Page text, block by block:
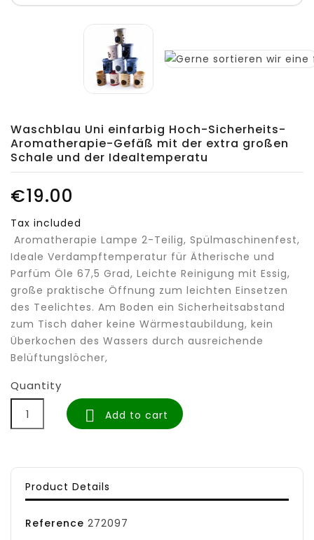
Waschblau Uni einfarbig Hoch-Sicherheits-
Aromatherapie-Gefäß mit der extra großen
Schale und der Idealtemperatu
€19.00
Tax included
Aromatherapie Lampe 2-Teilig, Spülmaschinenfest,
Ideale Verdampftemperatur für Ätherische und
Parfüm Öle 67,5 Grad, Leichte Reinigung mit Essig,
große praktische Öffnung zum leichten Einsetzen
des Teelichtes. Am Boden ein Sicherheitsabstand
zum Tisch daher keine Wärmestaubildung, kein
Überkochen des Wassers durch ausreichende
Belüftungslöcher,
Quantity
 Add to cart
Product Details
Reference 272097